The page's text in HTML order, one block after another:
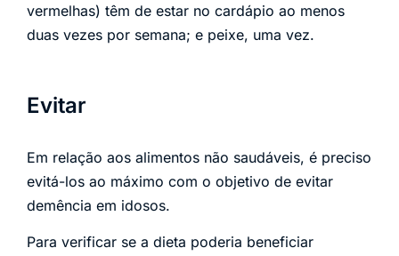
vermelhas) têm de estar no cardápio ao menos
duas vezes por semana; e peixe, uma vez.
Evitar
Em relação aos alimentos não saudáveis, é preciso
evitá-los ao máximo com o objetivo de evitar
demência em idosos.
Para verificar se a dieta poderia beneficiar